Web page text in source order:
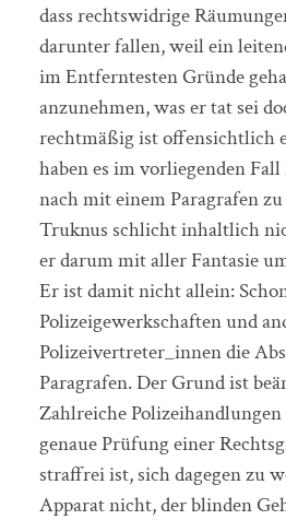
dass rechtswidrige
darunter fallen, weil ein
im Entferntesten Gründe
anzunehmen, was er tat sei
rechtmäßig ist offensichtlich
haben es im vorliegenden
nach mit einem Paragrafen
Truknus schlicht inhaltlich
er darum mit aller Fantasie
Er ist damit nicht allein:
Polizeigewerkschaften und
Polizeivertreter_innen die
Paragrafen. Der Grund ist
Zahlreiche
genaue Prüfung einer
straffrei ist, sich dagegen zu
Apparat nicht, der blinden